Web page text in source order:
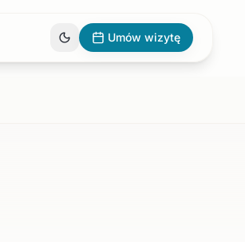
Umów wizytę